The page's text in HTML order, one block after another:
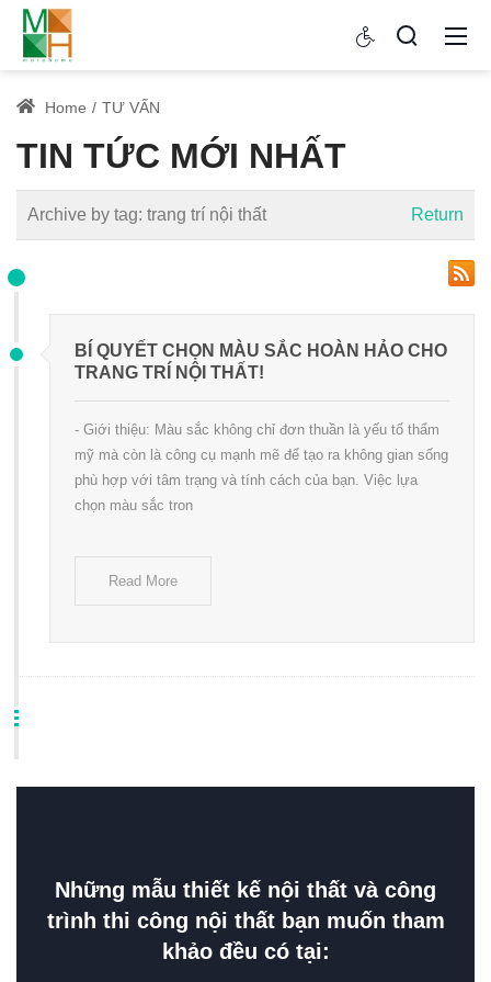
Home TƯ VẤN
TIN TỨC MỚI NHẤT
Archive by tag: trang trí nội thất Return
BÍ QUYẾT CHỌN MÀU SẮC HOÀN HẢO CHO
TRANG TRÍ NỘI THẤT!
- Giới thiệu: Màu sắc không chỉ đơn thuần là yếu tố thẩm
mỹ mà còn là công cụ mạnh mẽ để tạo ra không gian sống
phù hợp với tâm trạng và tính cách của bạn. Việc lựa
chọn màu sắc tron
Read More
Những mẫu thiết kế nội thất và công
trình thi công nội thất bạn muốn tham
khảo đều có tại: